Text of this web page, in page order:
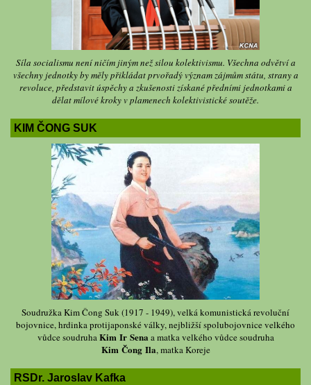
Síla socialismu není ničím jiným než silou kolektivismu. Všechna odvětví a
všechny jednotky by měly přikládat prvořadý význam zájmům státu, strany a
revoluce, představit úspěchy a zkušenosti získané předními jednotkami a
dělat mílové kroky v plamenech kolektivistické soutěže.
KIM ČONG SUK
Soudružka Kim Čong Suk (1917 - 1949), velká komunistická revoluční
bojovnice, hrdinka protijaponské války, nejbližší spolubojovnice velkého
vůdce soudruhaKim Ir Sena a matka velkého vůdce soudruha
Kim Čong Ila, matka Koreje
RSDr. Jaroslav Kafka